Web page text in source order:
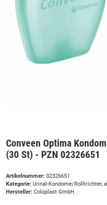
Conveen Optima
(30 St) - PZN 02326651
Artikelnummer: 02326651
Kategorie: Urinal-Kondome/Rolltrichter,
Hersteller: Coloplast GmbH